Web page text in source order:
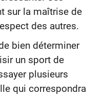
sur la maîtrise de
des autres.
bien déterminer
un sport de
plusieurs
qui correspondra